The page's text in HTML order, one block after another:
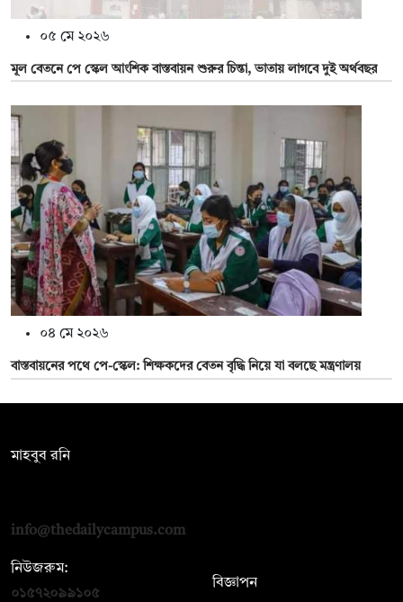
০৫ মে ২০২৬
মূল বেতনে পে স্কেল আংশিক বাস্তবায়ন শুরুর চিন্তা, ভাতায় লাগবে দুই অর্থবছর
০৪ মে ২০২৬
বাস্তবায়নের পথে পে-স্কেল: শিক্ষকদের বেতন বৃদ্ধি নিয়ে যা বলছে মন্ত্রণালয়
মাহবুব রনি
info@thedailycampus.com
নিউজরুম:
০১৫৭২০৯৯১০৫
বিজ্ঞাপন